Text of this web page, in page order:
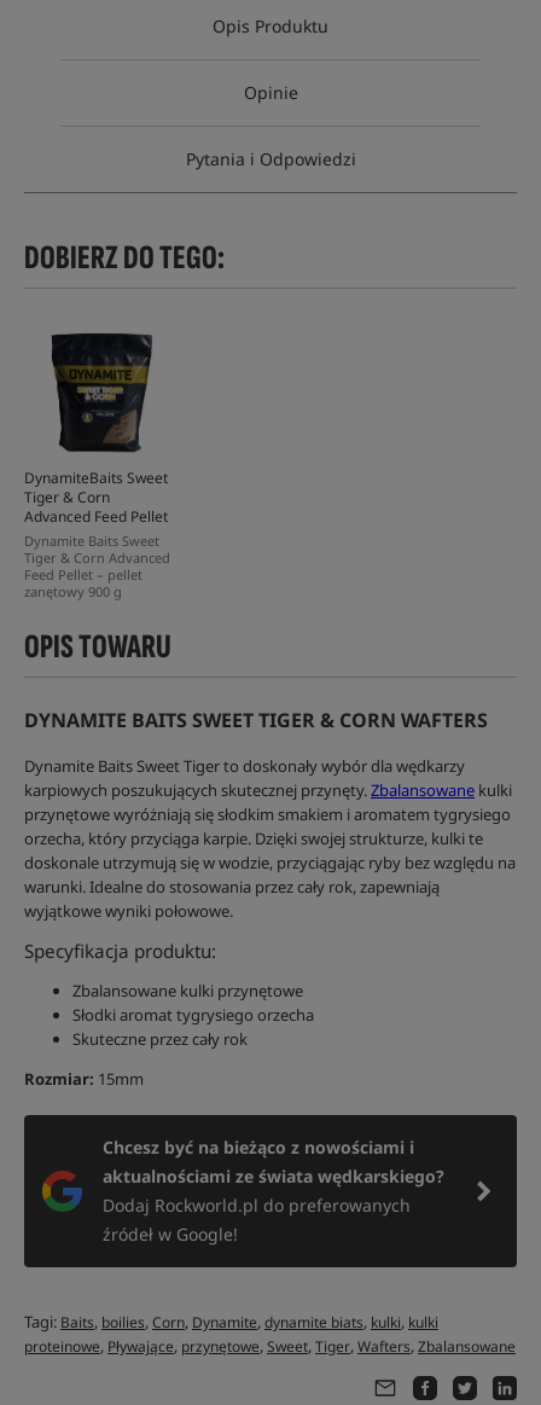
Opis Produktu
Opinie
Pytania i Odpowiedzi
DOBIERZ DO TEGO:
DynamiteBaits Sweet
Tiger & Corn
Advanced Feed Pellet
Dynamite Baits Sweet
Tiger & Corn Advanced
Feed Pellet – pellet
zanętowy 900 g
OPIS TOWARU
DYNAMITE BAITS SWEET TIGER & CORN WAFTERS
Dynamite Baits Sweet Tiger to doskonały wybór dla wędkarzy
karpiowych poszukujących skutecznej przynęty.Zbalansowane kulki
przynętowe wyróżniają się słodkim smakiem i aromatem tygrysiego
orzecha, który przyciąga karpie. Dzięki swojej strukturze, kulki te
doskonale utrzymują się w wodzie, przyciągając ryby bez względu na
warunki. Idealne do stosowania przez cały rok, zapewniają
wyjątkowe wyniki połowowe.
Specyfikacja produktu:
Zbalansowane kulki przynętowe
Słodki aromat tygrysiego orzecha
Skuteczne przez cały rok
Rozmiar: 15mm
Chcesz być na bieżąco z nowościami i
aktualnościami ze świata wędkarskiego?
Dodaj Rockworld.pl do preferowanych
źródeł w Google!
Tagi: Baits, boilies,Corn, Dynamite,dynamite biats, kulki, kulki
proteinowe, Pływające, przynętowe,Sweet,Tiger,Wafters,Zbalansowane